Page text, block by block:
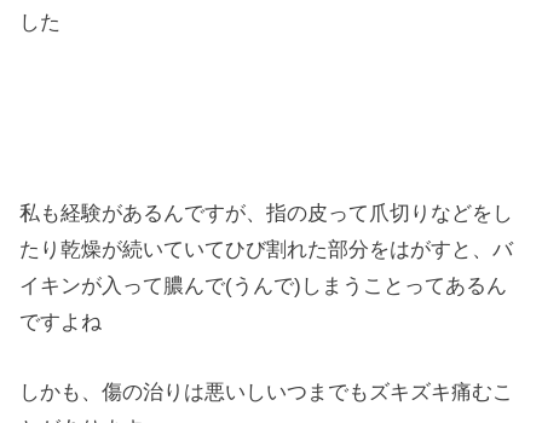
した
私も経験があるんですが、指の皮って爪切りなどをし
たり乾燥が続いていてひび割れた部分をはがすと、バ
イキンが入って膿んで(うんで)しまうことってあるん
ですよね
しかも、傷の治りは悪いしいつまでもズキズキ痛むこ